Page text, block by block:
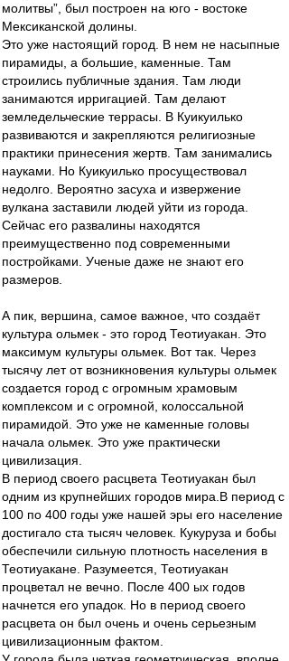
молитвы”, был построен на юго - востоке
Мексиканской долины.
Это уже настоящий город. В нем не насыпные
пирамиды, а большие, каменные. Там
строились публичные здания. Там люди
занимаются ирригацией. Там делают
земледельческие террасы. В Куикуилько
развиваются и закрепляются религиозные
практики принесения жертв. Там занимались
науками. Но Куикуилько просуществовал
недолго. Вероятно засуха и извержение
вулкана заставили людей уйти из города.
Сейчас его развалины находятся
преимущественно под современными
постройками. Ученые даже не знают его
размеров.
А пик, вершина, самое важное, что создаёт
культура ольмек - это город Теотиуакан. Это
максимум культуры ольмек. Вот так. Через
тысячу лет от возникновения культуры ольмек
создается город с огромным храмовым
комплексом и с огромной, колоссальной
пирамидой. Это уже не каменные головы
начала ольмек. Это уже практически
цивилизация.
В период своего расцвета Теотиуакан был
одним из крупнейших городов мира.В период с
100 по 400 годы уже нашей эры его население
достигало ста тысяч человек. Кукуруза и бобы
обеспечили сильную плотность населения в
Теотиуакане. Разумеется, Теотиуакан
процветал не вечно. После 400 ых годов
начнется его упадок. Но в период своего
расцвета он был очень и очень серьезным
цивилизационным фактом.